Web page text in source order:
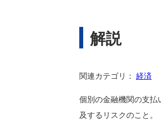
解説
関連カテゴリ： 経済
個別の金融機関の支
及するリスクのこと。